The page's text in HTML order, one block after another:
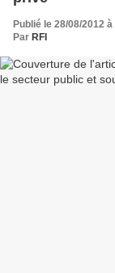
Publié le 28/08/2012
Par RFI